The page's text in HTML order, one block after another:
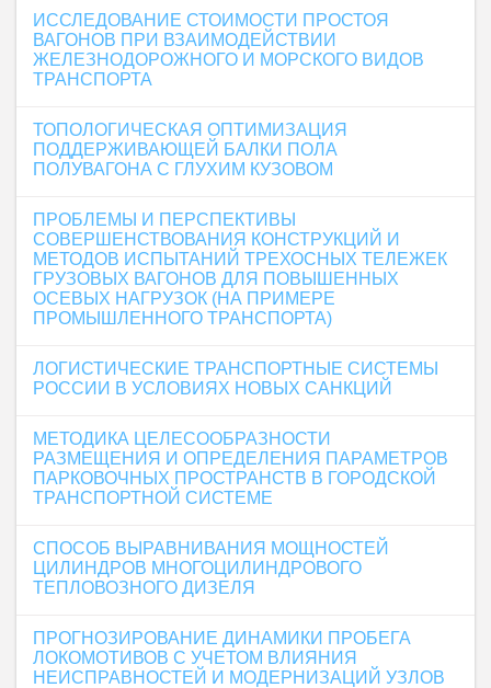
ИССЛЕДОВАНИЕ СТОИМОСТИ ПРОСТОЯ
ВАГОНОВ ПРИ ВЗАИМОДЕЙСТВИИ
ЖЕЛЕЗНОДОРОЖНОГО И МОРСКОГО ВИДОВ
ТРАНСПОРТА
ТОПОЛОГИЧЕСКАЯ ОПТИМИЗАЦИЯ
ПОДДЕРЖИВАЮЩЕЙ БАЛКИ ПОЛА
ПОЛУВАГОНА С ГЛУХИМ КУЗОВОМ
ПРОБЛЕМЫ И ПЕРСПЕКТИВЫ
СОВЕРШЕНСТВОВАНИЯ КОНСТРУКЦИЙ И
МЕТОДОВ ИСПЫТАНИЙ ТРЕХОСНЫХ ТЕЛЕЖЕК
ГРУЗОВЫХ ВАГОНОВ ДЛЯ ПОВЫШЕННЫХ
ОСЕВЫХ НАГРУЗОК (НА ПРИМЕРЕ
ПРОМЫШЛЕННОГО ТРАНСПОРТА)
ЛОГИСТИЧЕСКИЕ ТРАНСПОРТНЫЕ СИСТЕМЫ
РОССИИ В УСЛОВИЯХ НОВЫХ САНКЦИЙ
МЕТОДИКА ЦЕЛЕСООБРАЗНОСТИ
РАЗМЕЩЕНИЯ И ОПРЕДЕЛЕНИЯ ПАРАМЕТРОВ
ПАРКОВОЧНЫХ ПРОСТРАНСТВ В ГОРОДСКОЙ
ТРАНСПОРТНОЙ СИСТЕМЕ
СПОСОБ ВЫРАВНИВАНИЯ МОЩНОСТЕЙ
ЦИЛИНДРОВ МНОГОЦИЛИНДРОВОГО
ТЕПЛОВОЗНОГО ДИЗЕЛЯ
ПРОГНОЗИРОВАНИЕ ДИНАМИКИ ПРОБЕГА
ЛОКОМОТИВОВ С УЧЕТОМ ВЛИЯНИЯ
НЕИСПРАВНОСТЕЙ И МОДЕРНИЗАЦИЙ УЗЛОВ